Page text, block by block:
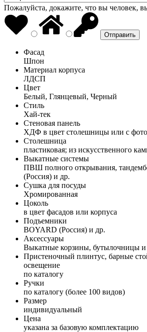
Пожалуйста, докажите, что вы человек,
Фасад
Шпон
Материал корпуса
ЛДСП
Цвет
Белый, Глянцевый, Черный
Стиль
Хай-тек
Стеновая панель
ХДФ в цвет столешницы или с
Столешница
пластиковая; из искусственного
Выкатные системы
ПВШ полного открывания,
(Россия) и др.
Сушка для посуды
Хромированная
Цоколь
в цвет фасадов или корпуса
Подъемники
BOYARD (Россия) и др.
Аксессуары
Выкатные корзины, бутылочницы и
Пристеночный плинтус, барные
освещение
по каталогу
Ручки
по каталогу (более 100 видов)
Размер
индивидуальный
Цена
указана за базовую комплектацию